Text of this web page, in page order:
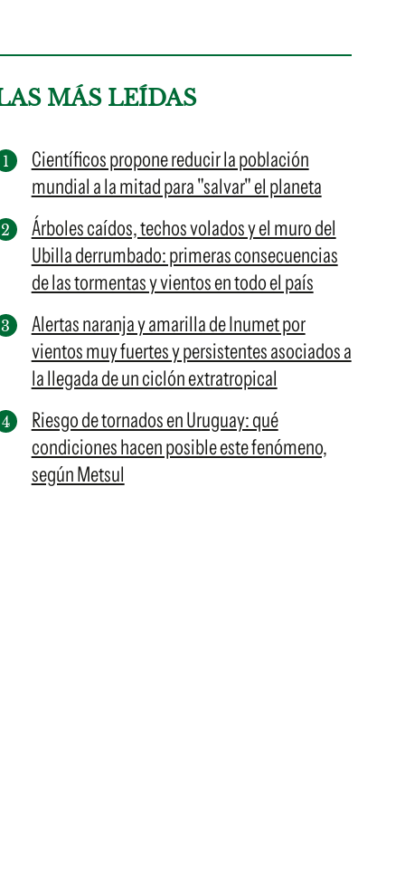
MÁS LEÍDAS
Científicos propone reducir la población
mundial a la mitad para "salvar" el planeta
Árboles caídos, techos volados y el muro del
Ubilla derrumbado: primeras consecuencias
de las tormentas y vientos en todo el país
Alertas naranja y amarilla de Inumet por
vientos muy fuertes y persistentes asociados a
la llegada de un ciclón extratropical
Riesgo de tornados en Uruguay: qué
condiciones hacen posible este fenómeno,
según Metsul